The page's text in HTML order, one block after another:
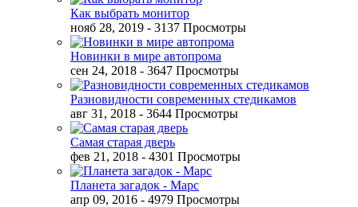
Как выбрать монитор
нояб 28, 2019 - 3137 Просмотры
Новинки в мире автопрома
сен 24, 2018 - 3647 Просмотры
Разновидности современных стедикамов
авг 31, 2018 - 3644 Просмотры
Самая старая дверь
фев 21, 2018 - 4301 Просмотры
Планета загадок - Марс
апр 09, 2016 - 4979 Просмотры